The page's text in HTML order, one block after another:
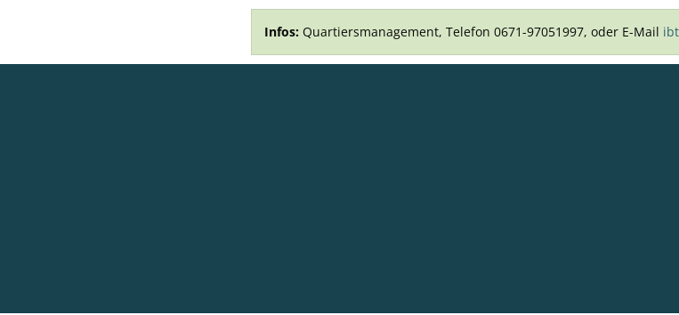
Infos: Quartiersmanagement, Telefon 0671-97051997, oder E-Mail